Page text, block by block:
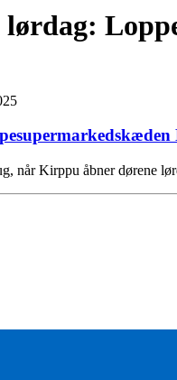
lørdag:
når Kirppu åbner dørene